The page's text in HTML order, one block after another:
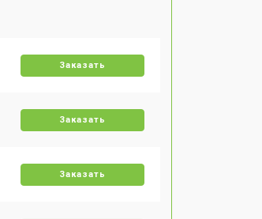
Заказать
Заказать
Заказать